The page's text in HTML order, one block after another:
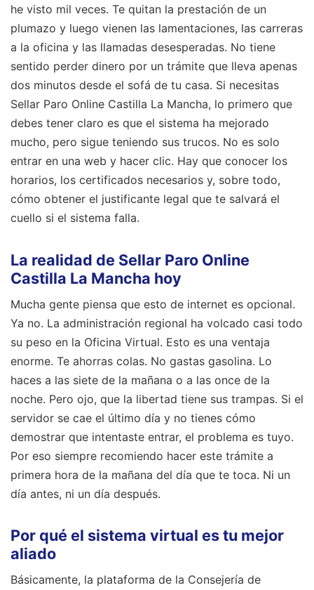
he visto mil veces. Te quitan la prestación de un
plumazo y luego vienen las lamentaciones, las carreras
a la oficina y las llamadas desesperadas. No tiene
sentido perder dinero por un trámite que lleva apenas
dos minutos desde el sofá de tu casa. Si necesitas
Sellar Paro Online Castilla La Mancha, lo primero que
debes tener claro es que el sistema ha mejorado
mucho, pero sigue teniendo sus trucos. No es solo
entrar en una web y hacer clic. Hay que conocer los
horarios, los certificados necesarios y, sobre todo,
cómo obtener el justificante legal que te salvará el
cuello si el sistema falla.
La realidad de Sellar Paro Online
Castilla La Mancha hoy
Mucha gente piensa que esto de internet es opcional.
Ya no. La administración regional ha volcado casi todo
su peso en la Oficina Virtual. Esto es una ventaja
enorme. Te ahorras colas. No gastas gasolina. Lo
haces a las siete de la mañana o a las once de la
noche. Pero ojo, que la libertad tiene sus trampas. Si el
servidor se cae el último día y no tienes cómo
demostrar que intentaste entrar, el problema es tuyo.
Por eso siempre recomiendo hacer este trámite a
primera hora de la mañana del día que te toca. Ni un
día antes, ni un día después.
Por qué el sistema virtual es tu mejor
aliado
Básicamente, la plataforma de la Consejería de